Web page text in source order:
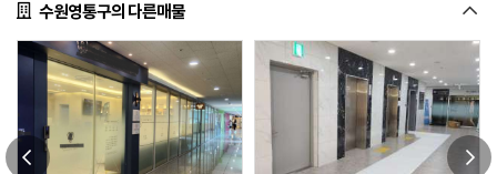
수원영통구의 다른매물